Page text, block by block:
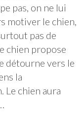
pas, on ne lui
motiver le chien,
pas de
chien propose
détourne vers le
la
Le chien aura